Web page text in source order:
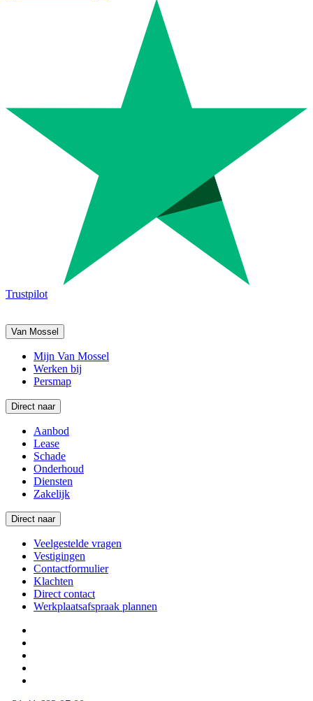
Trustpilot
Van Mossel
Mijn Van Mossel
Werken bij
Persmap
Direct naar
Aanbod
Lease
Schade
Onderhoud
Diensten
Zakelijk
Direct naar
Veelgestelde vragen
Vestigingen
Contactformulier
Klachten
Direct contact
Werkplaatsafspraak plannen